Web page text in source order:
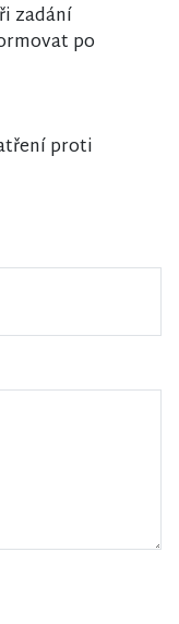
zadání
po
proti